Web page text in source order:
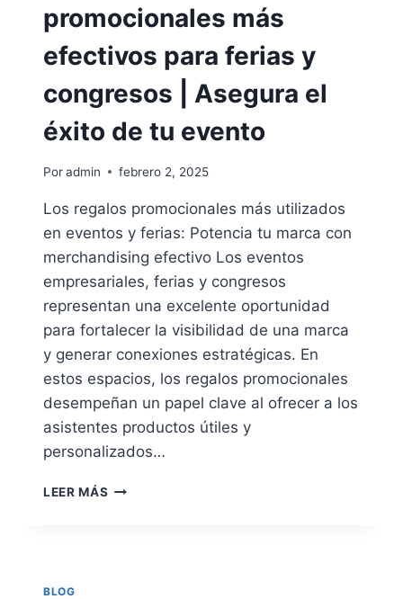
MARCA
promocionales más
efectivos para ferias y
congresos | Asegura el
éxito de tu evento
Poradmin febrero 2, 2025
Los regalos promocionales más utilizados
en eventos y ferias: Potencia tu marca con
merchandising efectivo Los eventos
empresariales, ferias y congresos
representan una excelente oportunidad
para fortalecer la visibilidad de una marca
y generar conexiones estratégicas. En
estos espacios, los regalos promocionales
desempeñan un papel clave al ofrecer a los
asistentes productos útiles y
personalizados…
LEER MÁS LOS
BLOG